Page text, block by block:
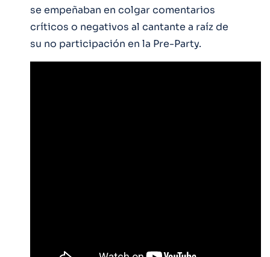
se empeñaban en colgar comentarios
críticos o negativos al cantante a raíz de
su no participación en la Pre-Party.